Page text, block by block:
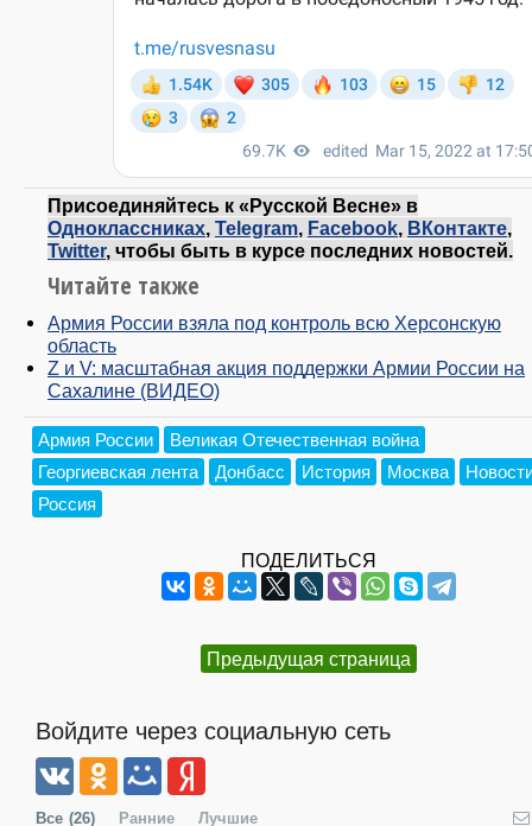
Присоединяйтесь к «Русской Весне» в
Одноклассниках, Telegram, Facebook, ВКонтакте,
Twitter, чтобы быть в курсе последних новостей.
Читайте также
Армия России взяла под контроль всю Херсонскую
область
Z и V: масштабная акция поддержки Армии России на
Сахалине (ВИДЕО)
Армия России
Великая Отечественная война
Георгиевская лента
Донбасс История Москва
Россия
ПОДЕЛИТЬСЯ
Предыдущая страница
Войдите через социальную сеть
Все (26) Ранние Лучшие